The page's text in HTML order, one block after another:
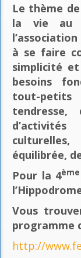
Le thème
la vie au
à se faire
simplicité
besoins
tout-
équilibrée,
Pour la 4ème
Vous
programme
http://